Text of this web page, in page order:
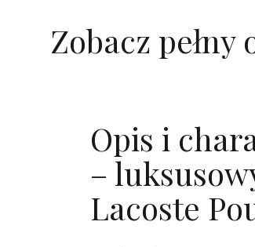
Zobacz
Opis i
–
Lacoste